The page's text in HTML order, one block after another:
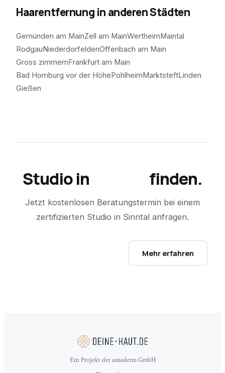
Haarentfernung in anderen Städten
Gemünden am MainZell am MainWertheimMaintal
RodgauNiederdorfeldenOffenbach am Main
Gross zimmernFrankfurt am Main
Bad Homburg vor der HöhePohlheimMarktsteftLinden
Gießen
Studio in finden.
Jetzt kostenlosen Beratungstermin bei einem
zertifizierten Studio in Sinntal anfragen.
Mehr erfahren
Ein Projekt der amaderm GmbH